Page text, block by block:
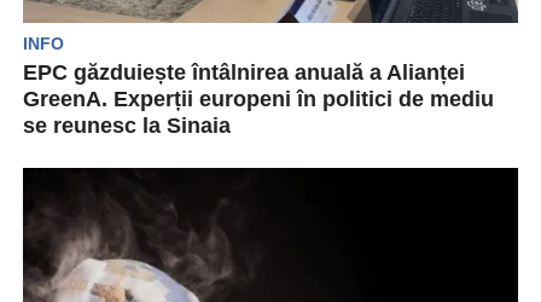
INFO
EPC găzduiește întâlnirea anuală a Alianței
GreenA. Experții europeni în politici de mediu
se reunesc la Sinaia
reunește experți în politici de mediu, organizații
de cercetare și companii...